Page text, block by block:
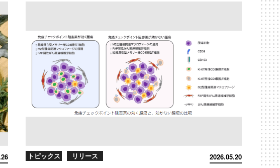
2026.05.20
トピックス リリース